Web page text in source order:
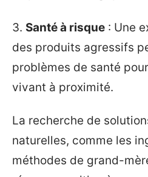
3. Santé à risque : Une
des produits agressifs
problèmes de santé
vivant à proximité.
La recherche de
naturelles, comme les
méthodes de grand-